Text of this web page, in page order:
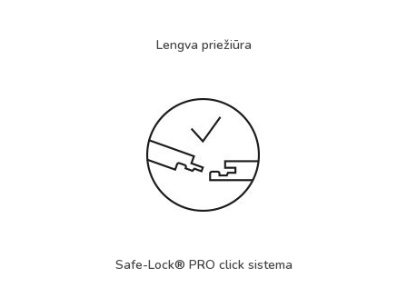
Lengva priežiūra
Safe-Lock® PRO click sistema